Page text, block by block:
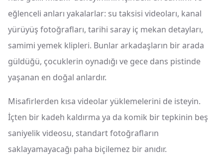
eğlenceli anları yakalarlar: su taksisi videoları, kanal
yürüyüş fotoğrafları, tarihi saray iç mekan detayları,
samimi yemek klipleri. Bunlar arkadaşların bir arada
güldüğü, çocuklerin oynadığı ve gece dans pistinde
yaşanan en doğal anlardır.
Misafirlerden kısa videolar yüklemelerini de isteyin.
İçten bir kadeh kaldırma ya da komik bir tepkinin beş
saniyelik videosu, standart fotoğrafların
saklayamayacağı paha biçilemez bir anıdır.